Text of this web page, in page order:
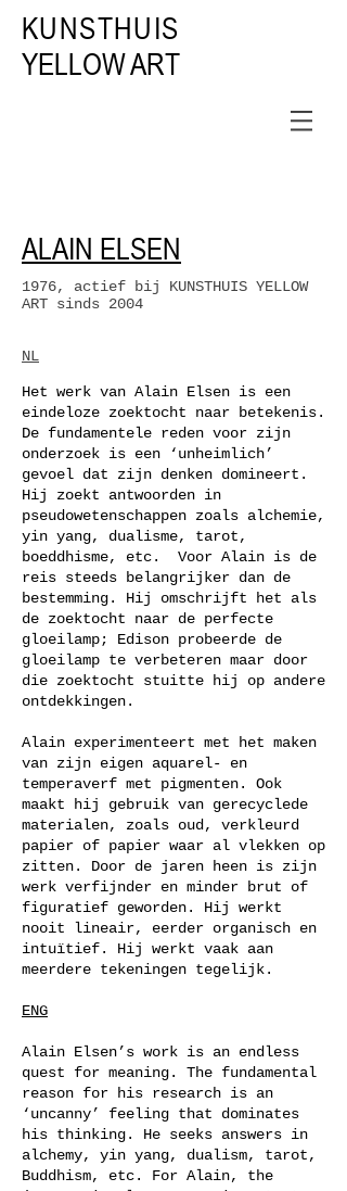
KUNSTHUIS
YELLOW ART
ALAIN ELSEN
1976, actief bij KUNSTHUIS YELLOW
ART sinds 2004
​NL
Het werk van Alain Elsen is een
eindeloze zoektocht naar betekenis.
De fundamentele reden voor zijn
onderzoek is een ‘unheimlich’
gevoel dat zijn denken domineert.
Hij zoekt antwoorden in
pseudowetenschappen zoals alchemie,
yin yang, dualisme, tarot,
boeddhisme, etc. Voor Alain is de
reis steeds belangrijker dan de
bestemming. Hij omschrijft het als
de zoektocht naar de perfecte
gloeilamp; Edison probeerde de
gloeilamp te verbeteren maar door
die zoektocht stuitte hij op andere
ontdekkingen.
Alain experimenteert met het maken
van zijn eigen aquarel- en
temperaverf met pigmenten. Ook
maakt hij gebruik van gerecyclede
materialen, zoals oud, verkleurd
papier of papier waar al vlekken op
zitten. Door de jaren heen is zijn
werk verfijnder en minder brut of
figuratief geworden. Hij werkt
nooit lineair, eerder organisch en
intuïtief. Hij werkt vaak aan
meerdere tekeningen tegelijk.
ENG
Alain Elsen’s work is an endless
quest for meaning. The fundamental
reason for his research is an
‘uncanny’ feeling that dominates
his thinking. He seeks answers in
alchemy, yin yang, dualism, tarot,
Buddhism, etc. For Alain, the